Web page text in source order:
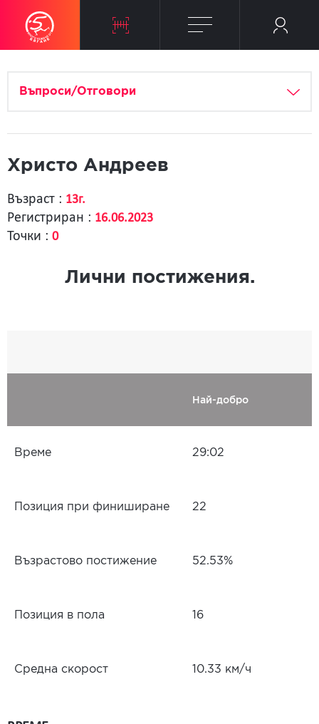
Въпроси/Отговори
Христо Андреев
Възраст : 13г.
Регистриран : 16.06.2023
Точки : 0
Лични постижения.
Най-добро
Време 29:02
Позиция при финиширане 22
Възрастово постижение 52.53%
Позиция в пола 16
Средна скорост 10.33 км/ч